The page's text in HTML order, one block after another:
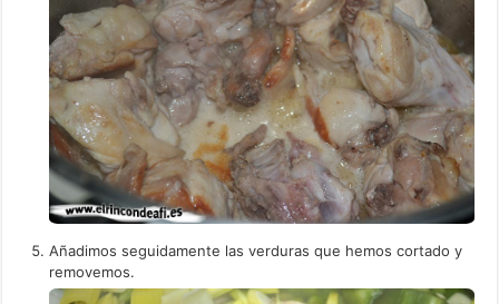
Añadimos seguidamente las verduras que hemos cortado y
removemos.